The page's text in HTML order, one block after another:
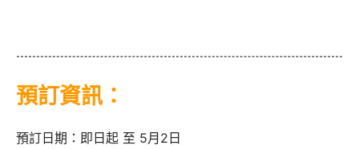
預訂資訊：
預訂日期：即日起 至 5月2日